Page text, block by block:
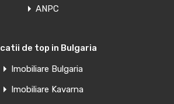
ANPC
de top in Bulgaria
Imobiliare Bulgaria
Imobiliare Kavarna